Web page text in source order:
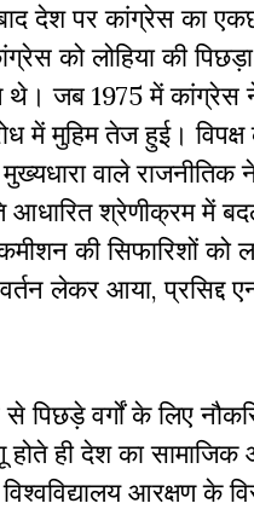
देश पर कांग्रेस का
को लोहिया की
जब 1975 में कांग्रेस
में मुहिम तेज हुई।
वाले
आधारित श्रेणीक्रम में
की सिफारिशों को
लेकर आया, प्रसिद्द
वर्गों के लिए
ही देश का सामाजिक
आरक्षण के